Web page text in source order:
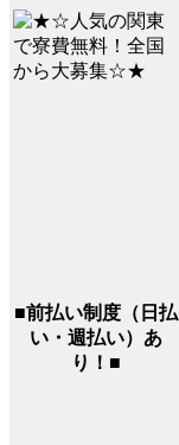
■前払い制度（日払
い・週払い）あ
り！■